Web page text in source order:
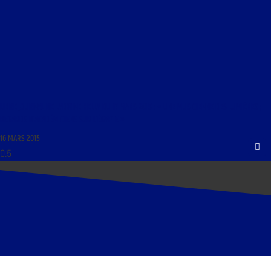
16 MARS 2015